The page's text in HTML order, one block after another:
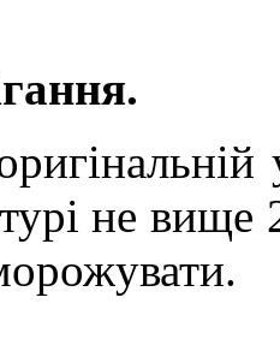
не вище
.